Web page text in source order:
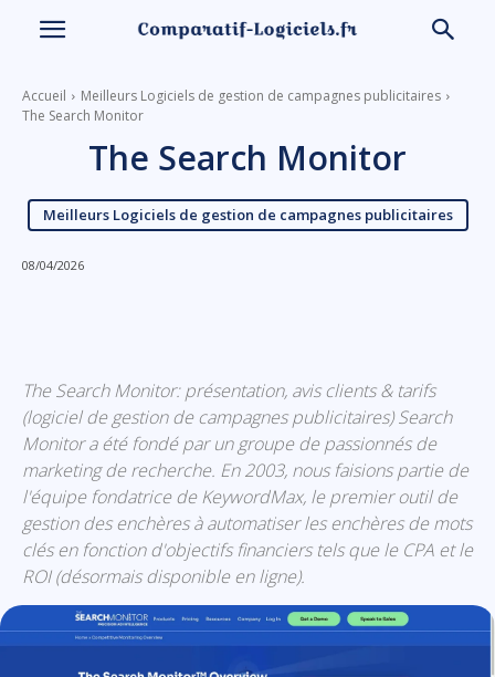
Accueil
Meilleurs Logiciels de gestion de campagnes publicitaires
The Search Monitor
The Search Monitor
Meilleurs Logiciels de gestion de campagnes publicitaires
08/04/2026
The Search Monitor: présentation, avis clients & tarifs
(logiciel de gestion de campagnes publicitaires) Search
Monitor a été fondé par un groupe de passionnés de
marketing de recherche. En 2003, nous faisions partie de
l'équipe fondatrice de KeywordMax, le premier outil de
gestion des enchères à automatiser les enchères de mots
clés en fonction d'objectifs financiers tels que le CPA et le
ROI (désormais disponible en ligne).